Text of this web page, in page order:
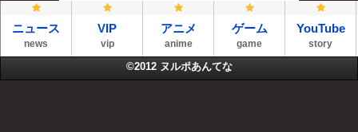
ニュース
news
VIP
vip
アニメ
anime
ゲーム
game
YouTube
story
©2012 ヌルポあんてな